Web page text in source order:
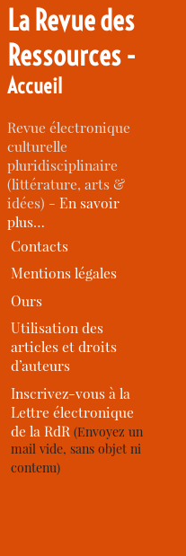
La Revue des
Ressources -
Accueil
Revue électronique
culturelle
pluridisciplinaire
(littérature, arts &
idées) -En savoir
plus…
Contacts
Mentions légales
Ours
Utilisation des
articles et droits
d’auteurs
Inscrivez-vous à la
Lettre électronique
de la RdR (Envoyez un
mail vide, sans objet ni
contenu)